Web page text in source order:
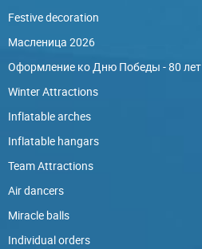
Festive decoration
Масленица 2026
Оформление ко Дню Победы - 80 лет
Winter Attractions
Inflatable arches
Inflatable hangars
Team Attractions
Air dancers
Miracle balls
Individual orders